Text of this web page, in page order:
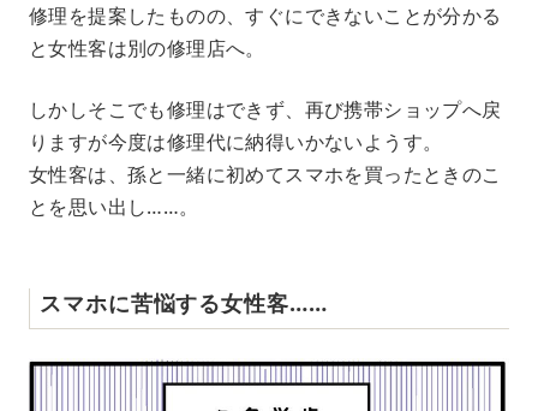
修理を提案したものの、すぐにできないことが分かる
と女性客は別の修理店へ。
しかしそこでも修理はできず、再び携帯ショップへ戻
りますが今度は修理代に納得いかないようす。
女性客は、孫と一緒に初めてスマホを買ったときのこ
とを思い出し……。
スマホに苦悩する女性客……